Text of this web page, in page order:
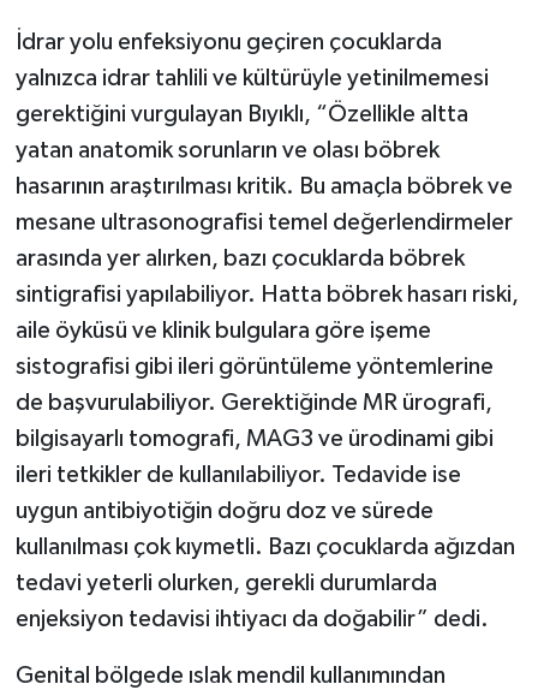
İdrar yolu enfeksiyonu geçiren çocuklarda
yalnızca idrar tahlili ve kültürüyle yetinilmemesi
gerektiğini vurgulayan Bıyıklı, “Özellikle altta
yatan anatomik sorunların ve olası böbrek
hasarının araştırılması kritik. Bu amaçla böbrek ve
mesane ultrasonografisi temel değerlendirmeler
arasında yer alırken, bazı çocuklarda böbrek
sintigrafisi yapılabiliyor. Hatta böbrek hasarı riski,
aile öyküsü ve klinik bulgulara göre işeme
sistografisi gibi ileri görüntüleme yöntemlerine
de başvurulabiliyor. Gerektiğinde MR ürografi,
bilgisayarlı tomografi, MAG3 ve ürodinami gibi
ileri tetkikler de kullanılabiliyor. Tedavide ise
uygun antibiyotiğin doğru doz ve sürede
kullanılması çok kıymetli. Bazı çocuklarda ağızdan
tedavi yeterli olurken, gerekli durumlarda
enjeksiyon tedavisi ihtiyacı da doğabilir” dedi.
Genital bölgede ıslak mendil kullanımından